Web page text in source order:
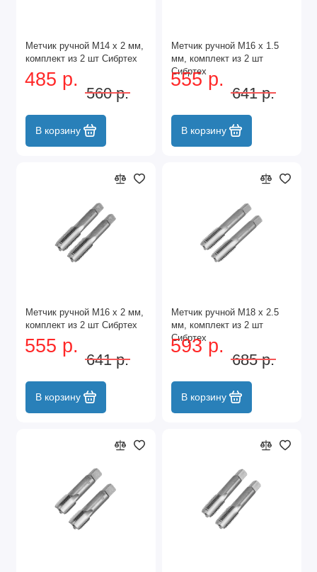
Метчик ручной М14 х 2 мм,
комплект из 2 шт Сибртех
485 р.
560 р.
В корзину
Метчик ручной М16 х 1.5
мм, комплект из 2 шт
Сибртех
555 р.
641 р.
В корзину
Метчик ручной М16 х 2 мм,
комплект из 2 шт Сибртех
555 р.
641 р.
В корзину
Метчик ручной М18 х 2.5
мм, комплект из 2 шт
Сибртех
593 р.
685 р.
В корзину